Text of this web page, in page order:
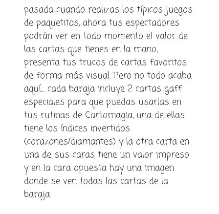
pasada cuando realizas los típicos juegos
de paquetitos, ahora tus espectadores
podrán ver en todo momento el valor de
las cartas que tienes en la mano,
presenta tus trucos de cartas favoritos
de forma más visual. Pero no todo acaba
aquí… cada baraja incluye 2 cartas gaff
especiales para que puedas usarlas en
tus rutinas de Cartomagia, una de ellas
tiene los índices invertidos
(corazones/diamantes) y la otra carta en
una de sus caras tiene un valor impreso
y en la cara opuesta hay una imagen
donde se ven todas las cartas de la
baraja.